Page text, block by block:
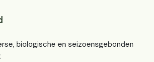
biologische en seizoensgebonden